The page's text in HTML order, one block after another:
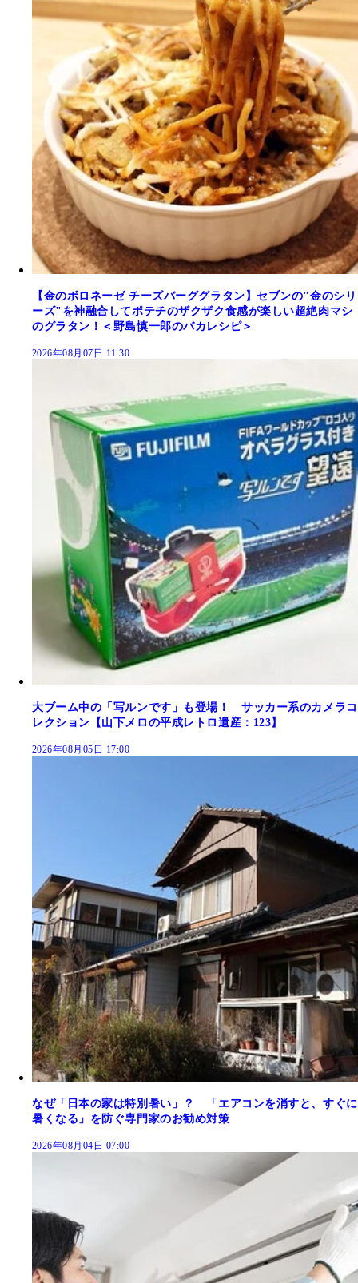
【金のボロネーゼ チーズバーググラタン】セブンの"金のシリ
ーズ"を神融合してポテチのザクザク食感が楽しい超絶肉マシ
のグラタン！＜野島慎一郎のバカレシピ＞
2026年08月07日 11:30
大ブーム中の「写ルンです」も登場！ サッカー系のカメラコ
レクション【山下メロの平成レトロ遺産：123】
2026年08月05日 17:00
なぜ「日本の家は特別暑い」？ 「エアコンを消すと、すぐに
暑くなる」を防ぐ専門家のお勧め対策
2026年08月04日 07:00